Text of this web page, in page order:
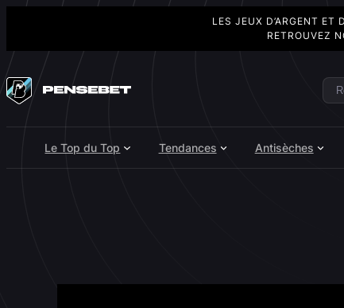
LES JEUX D’ARGENT
RETROUVEZ
au
contenu
Le Top du Top Tendances Antisèches